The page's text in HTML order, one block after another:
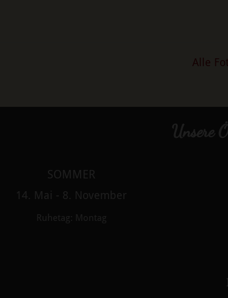
Alle
Unsere
SOMMER
14. Mai - 8. November
Ruhetag: Montag